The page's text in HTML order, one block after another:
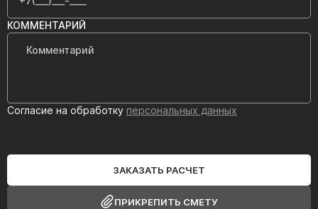
КОММЕНТАРИЙ
Согласие на обработку персональных данных
ЗАКАЗАТЬ РАСЧЕТ
ПРИКРЕПИТЬ СМЕТУ